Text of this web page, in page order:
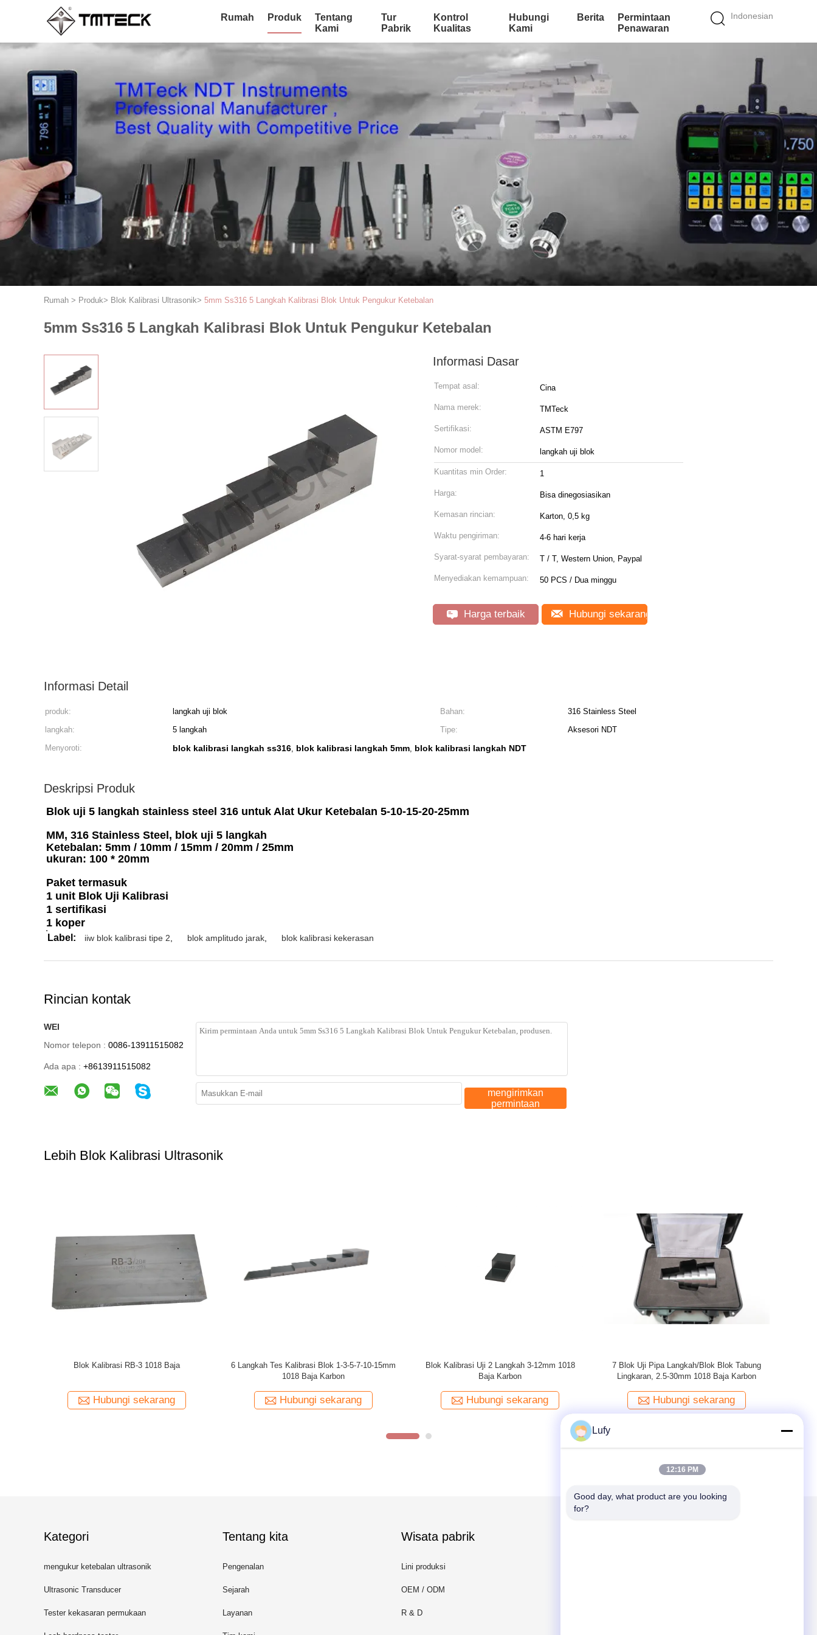
Indonesian
Rumah Produk
Tentang
Kami
Tur
Pabrik
Kontrol
Kualitas
Hubungi
Kami
Berita
Permintaan
Penawaran
Rumah > Produk> Blok Kalibrasi Ultrasonik> 5mm Ss316 5 Langkah Kalibrasi Blok Untuk Pengukur Ketebalan
5mm Ss316 5 Langkah Kalibrasi Blok Untuk Pengukur Ketebalan
Informasi Dasar
Tempat asal: Cina
Nama merek: TMTeck
Sertifikasi: ASTM E797
Nomor model: langkah uji blok
Kuantitas min Order: 1
Harga: Bisa dinegosiasikan
Kemasan rincian: Karton, 0,5 kg
Waktu pengiriman: 4-6 hari kerja
Syarat-syarat pembayaran: T / T, Western Union, Paypal
Menyediakan kemampuan: 50 PCS / Dua minggu
Harga terbaik Hubungi sekarang
Informasi Detail
produk: langkah uji blok Bahan:
316 Stainless Steel
langkah:
5 langkah Tipe:
Aksesori NDT
Menyoroti:
blok kalibrasi langkah ss316, blok kalibrasi langkah 5mm, blok kalibrasi langkah NDT
Deskripsi Produk
Blok uji 5 langkah stainless steel 316 untuk Alat Ukur Ketebalan 5-10-15-20-25mm
MM, 316 Stainless Steel, blok uji 5 langkah
Ketebalan: 5mm / 10mm / 15mm / 20mm / 25mm
ukuran: 100 * 20mm
Paket termasuk
1 unit Blok Uji Kalibrasi
1 sertifikasi
1 koper
Label: iiw blok kalibrasi tipe 2 blok amplitudo jarak blok kalibrasi kekerasan
Rincian kontak
WEI
Nomor telepon : 0086-13911515082
Ada apa : +8613911515082
mengirimkan
permintaan
Lebih Blok Kalibrasi Ultrasonik
Blok Kalibrasi Tipe 1 MM IIW 1018 Blok Uji
Hubungi sekarang
ISO2400-2012 304 Stainless Steel V1 Blok
Kalibrasi
Hubungi sekarang
Blok Kalibrasi ASME Non-Pipa T=1 Inci Baja
Tipe 1018 ASME untuk Gelombang Geser UT
Hubungi sekarang
Blok Kalibrasi ASME Non-Pipa T=1/2 Inci Blok
Kalibrasi Baja ASME TIPE 1018 Untuk
Hubungi sekarang
Kategori
mengukur ketebalan ultrasonik
Ultrasonic Transducer
Tester kekasaran permukaan
Tentang kita
Pengenalan
Sejarah
Layanan
Wisata pabrik
Lini produksi
OEM / ODM
R & D
Lufy
12:16 PM
Good day, what product are you looking
for?